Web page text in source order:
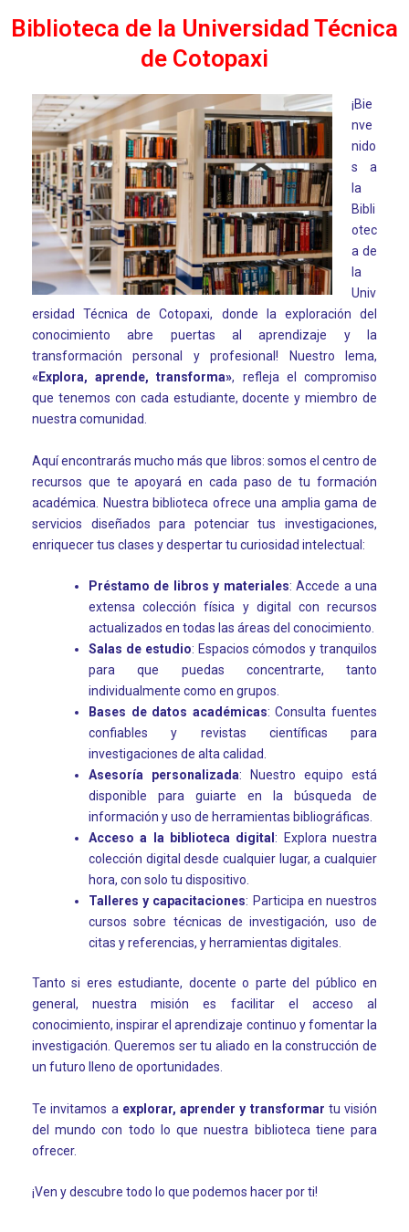
Biblioteca de la Universidad Técnica
de Cotopaxi
¡Bie
nve
nido
s a
la
Bibli
otec
a de
la
Univ
ersidad Técnica de Cotopaxi, donde la exploración del
conocimiento abre puertas al aprendizaje y la
transformación personal y profesional! Nuestro lema,
«Explora, aprende, transforma», refleja el compromiso
que tenemos con cada estudiante, docente y miembro de
nuestra comunidad.
Aquí encontrarás mucho más que libros: somos el centro de
recursos que te apoyará en cada paso de tu formación
académica. Nuestra biblioteca ofrece una amplia gama de
servicios diseñados para potenciar tus investigaciones,
enriquecer tus clases y despertar tu curiosidad intelectual:
Préstamo de libros y materiales: Accede a una
extensa colección física y digital con recursos
actualizados en todas las áreas del conocimiento.
Salas de estudio: Espacios cómodos y tranquilos
para que puedas concentrarte, tanto
individualmente como en grupos.
Bases de datos académicas: Consulta fuentes
confiables y revistas científicas para
investigaciones de alta calidad.
Asesoría personalizada: Nuestro equipo está
disponible para guiarte en la búsqueda de
información y uso de herramientas bibliográficas.
Acceso a la biblioteca digital: Explora nuestra
colección digital desde cualquier lugar, a cualquier
hora, con solo tu dispositivo.
Talleres y capacitaciones: Participa en nuestros
cursos sobre técnicas de investigación, uso de
citas y referencias, y herramientas digitales.
Tanto si eres estudiante, docente o parte del público en
general, nuestra misión es facilitar el acceso al
conocimiento, inspirar el aprendizaje continuo y fomentar la
investigación. Queremos ser tu aliado en la construcción de
un futuro lleno de oportunidades.
Te invitamos a explorar, aprender y transformar tu visión
del mundo con todo lo que nuestra biblioteca tiene para
ofrecer.
¡Ven y descubre todo lo que podemos hacer por ti!